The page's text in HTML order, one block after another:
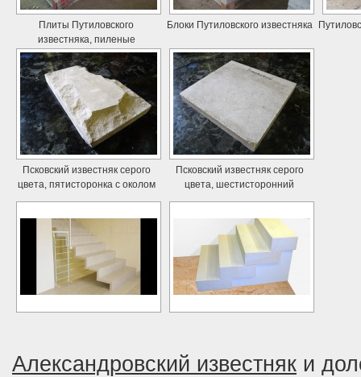
Плиты Путиловского
известняка, пиленые
Блоки Путиловского известняка
Псковский известняк серого
цвета, пятисторонка с околом
Псковский известняк серого
цвета, шестисторонний
Александровский известняк и